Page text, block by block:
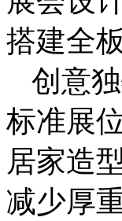
搭建全
创意
标准展
居家造
减少厚